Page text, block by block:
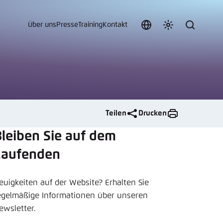
SpracheFarbschema
Suche
Über uns PresseTraining Kontakt
Teilen Drucken
Sie auf dem
auf der Website? Erhalten Sie
Informationen über unseren
vergessen?